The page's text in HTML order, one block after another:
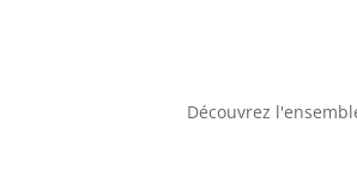
Découvrez